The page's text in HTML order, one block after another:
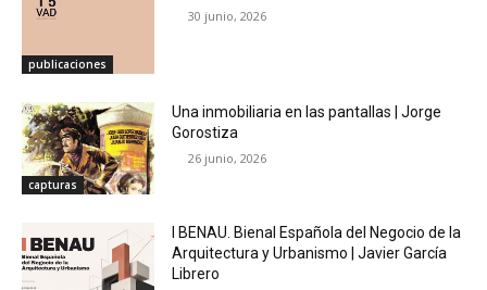
publicaciones
30 junio, 2026
capturas
Una inmobiliaria en las pantallas | Jorge
Gorostiza
26 junio, 2026
I BENAU. Bienal Española del Negocio de la
Arquitectura y Urbanismo | Javier García
Librero